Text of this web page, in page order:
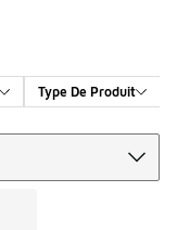
Type De Produit